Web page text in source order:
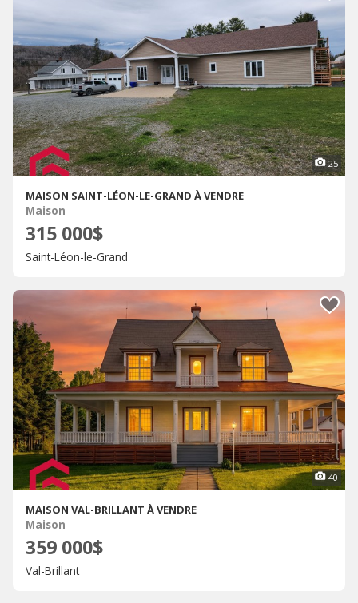
25
MAISON SAINT-LÉON-LE-GRAND À VENDRE
Maison
315 000$
Saint-Léon-le-Grand
40
MAISON VAL-BRILLANT À VENDRE
Maison
359 000$
Val-Brillant